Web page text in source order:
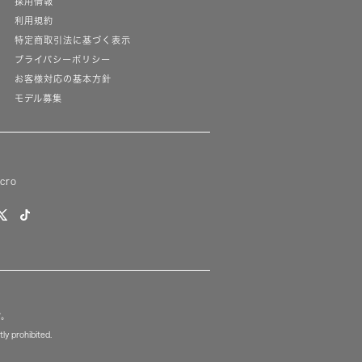
利用規約
特定商取引法に基づく表示
プライバシーポリシー
お客様対応の基本方針
モデル募集
prohibited.